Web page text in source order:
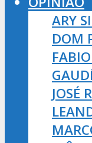
ARY
DOM
JOSÉ